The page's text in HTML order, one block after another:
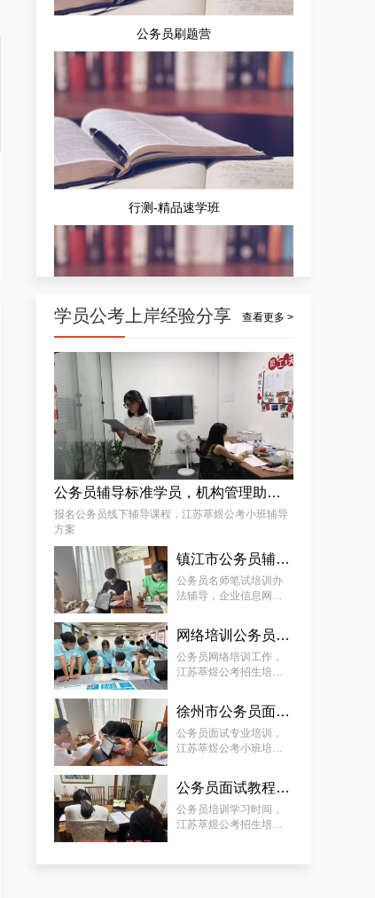
公务员刷题营
行测-精品速学班
精品公务员刷题营（4天4夜）
学员公考上岸经验分享 查看更多 >
公务员辅导标准学员，机构管理助理公考上岸方案
报名公务员线下辅导课程，江苏萃煜公考小班辅导
方案
镇江市公务员辅导课程，江苏萃煜公考一对一辅导方案
公务员名师笔试培训办
法辅导，企业信息网络
网络培训公务员，江苏萃煜公考招生培训方案
公务员网络培训工作，
江苏萃煜公考招生培训
徐州市公务员面试网上培训教程，江苏萃煜公考报班培训方案
公务员面试专业培训，
江苏萃煜公考小班培训
公务员面试教程培训，江苏萃煜公考招生培训方案
公务员培训学习时间，
江苏萃煜公考招生培训